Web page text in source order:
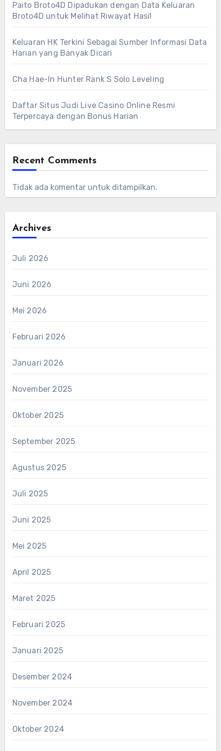
Paito Broto4D Dipadukan dengan Data Keluaran
Broto4D untuk Melihat Riwayat Hasil
Keluaran HK Terkini Sebagai Sumber Informasi Data
Harian yang Banyak Dicari
Cha Hae-In Hunter Rank S Solo Leveling
Daftar Situs Judi Live Casino Online Resmi
Terpercaya dengan Bonus Harian
Recent Comments
Tidak ada komentar untuk ditampilkan.
Archives
Juli 2026
Juni 2026
Mei 2026
Februari 2026
Januari 2026
November 2025
Oktober 2025
September 2025
Agustus 2025
Juli 2025
Juni 2025
Mei 2025
April 2025
Maret 2025
Februari 2025
Januari 2025
Desember 2024
November 2024
Oktober 2024